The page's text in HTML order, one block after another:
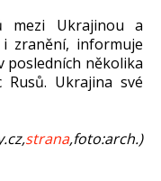
mezi Ukrajinou a
zranění, informuje
posledních několika
Ukrajina své
strana,foto:arch.)